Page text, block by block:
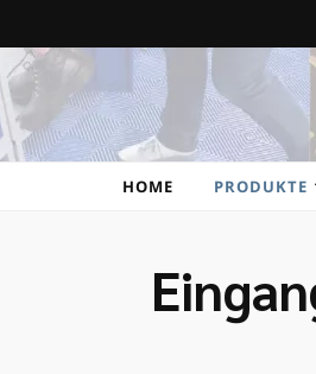
HOME PRODUKTE